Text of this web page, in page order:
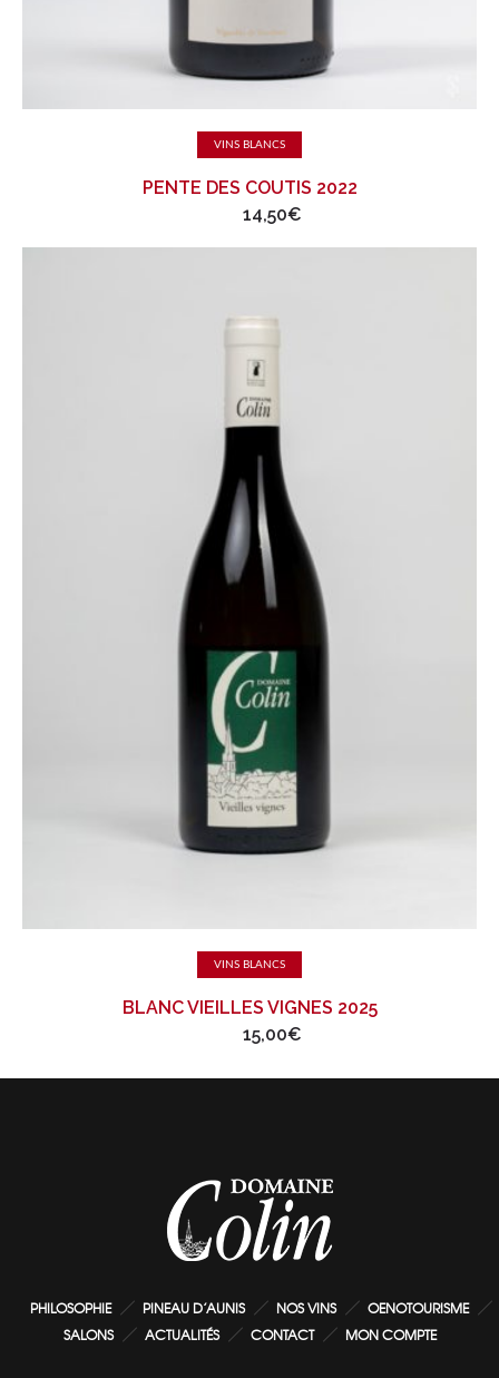
Ajouter au panier
VINS BLANCS
PENTE DES COUTIS 2022
14,50€
Ajouter au panier
VINS BLANCS
BLANC VIEILLES VIGNES 2025
15,00€
PHILOSOPHIE PINEAU D’AUNIS NOS VINS
OENOTOURISME
SALONS
ACTUALITÉS CONTACT MON COMPTE